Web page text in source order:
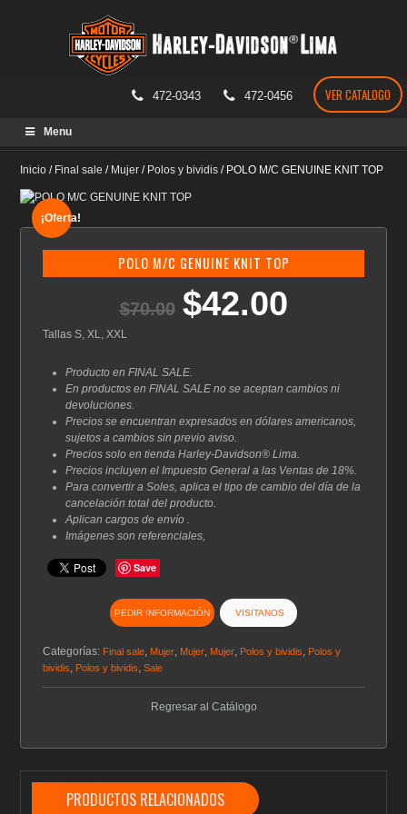
472-0343 472-0456 VER CATALOGO
Menu
Inicio / Final sale / Mujer / Polos y bividis / POLO M/C GENUINE KNIT TOP
¡Oferta!
POLO M/C GENUINE KNIT TOP
$70.00 El
precio
$70.00.
$42.00El
Tallas S, XL, XXL
Producto en FINAL SALE.
En productos en FINAL SALE no se aceptan cambios ni
devoluciones.
Precios se encuentran expresados en dólares americanos,
sujetos a cambios sin previo aviso.
Precios solo en tienda Harley-Davidson® Lima.
Precios incluyen el Impuesto General a las Ventas de 18%.
Para convertir a Soles, aplica el tipo de cambio del día de la
cancelación total del producto.
Aplican cargos de envío .
Imágenes son referenciales,
Save
PEDIR INFORMACIÓN VISITANOS
Categorías: Final sale Mujer Mujer Mujer Polos y bividis
Polos y
bividis
Polos y bividis ,Sale
Regresar al Catálogo
PRODUCTOS RELACIONADOS